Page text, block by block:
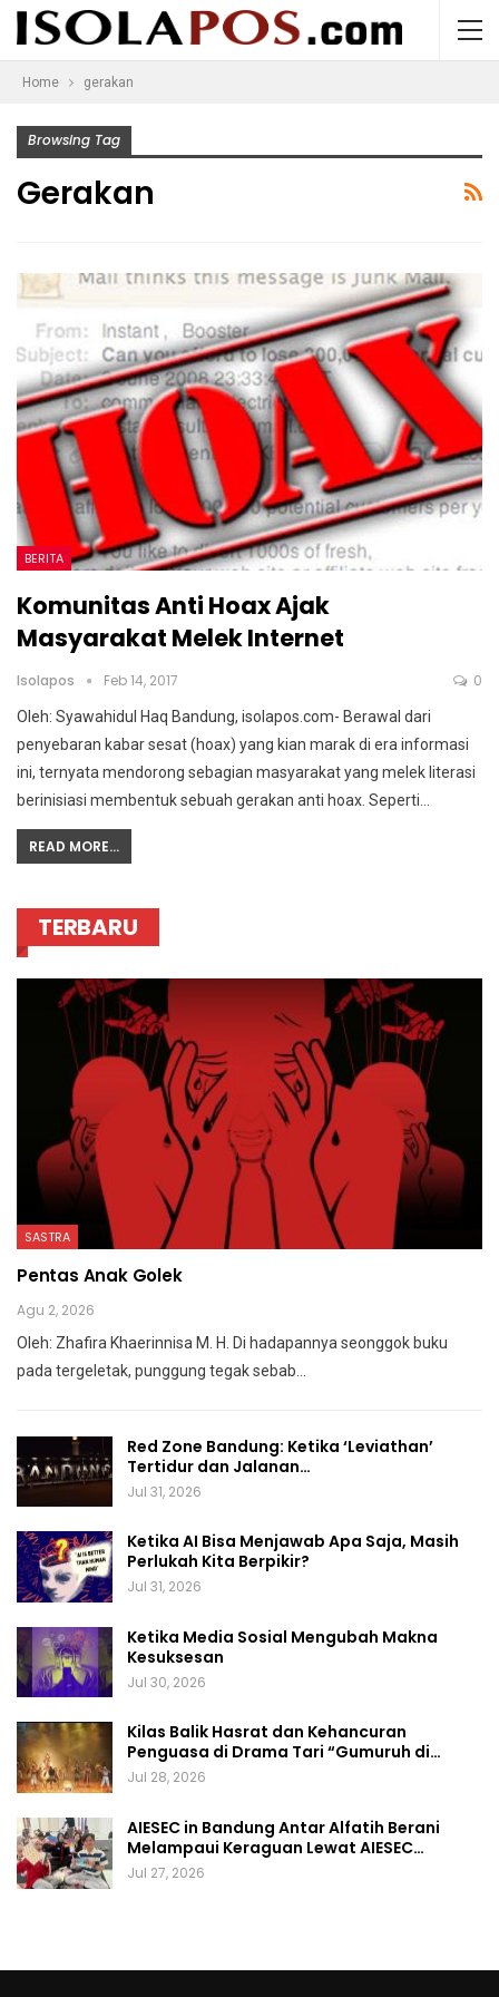
Home gerakan
Browsing Tag
Gerakan
BERITA
Komunitas Anti Hoax Ajak
Masyarakat Melek Internet
Isolapos Feb 14, 2017 0
Oleh: Syawahidul Haq Bandung, isolapos.com- Berawal dari
penyebaran kabar sesat (hoax) yang kian marak di era informasi
ini, ternyata mendorong sebagian masyarakat yang melek literasi
berinisiasi membentuk sebuah gerakan anti hoax. Seperti…
READ MORE...
TERBARU
SASTRA
Pentas Anak Golek
Agu 2, 2026
Oleh: Zhafira Khaerinnisa M. H.
Di hadapannya seonggok buku
pada tergeletak, punggung tegaksebab
Red Zone Bandung: Ketika ‘Leviathan’
Tertidur dan Jalanan…
Jul 31, 2026
Ketika AI Bisa Menjawab Apa Saja, Masih
Perlukah Kita Berpikir?
Jul 31, 2026
Ketika Media Sosial Mengubah Makna
Kesuksesan
Jul 30, 2026
Kilas Balik Hasrat dan Kehancuran
Penguasa di Drama Tari “Gumuruh di…
Jul 28, 2026
AIESEC in Bandung Antar Alfatih Berani
Melampaui Keraguan Lewat AIESEC…
Jul 27, 2026